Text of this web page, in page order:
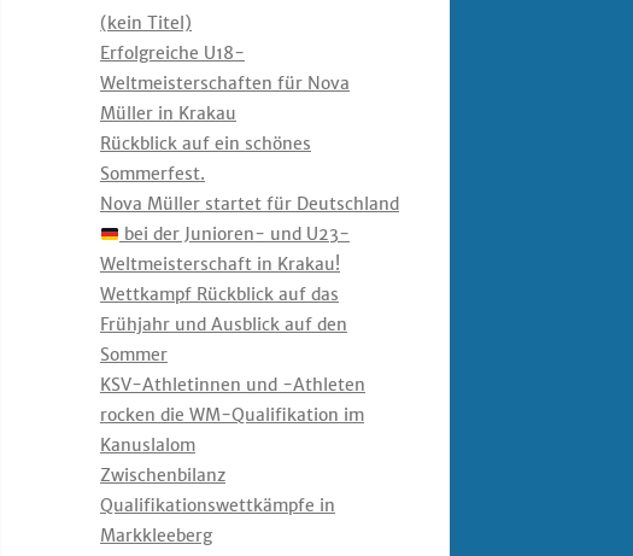
(kein Titel)
Erfolgreiche U18-
Weltmeisterschaften für Nova
Müller in Krakau
Rückblick auf ein schönes
Sommerfest.
Nova Müller startet für Deutschland
bei der Junioren- und U23-
Weltmeisterschaft in Krakau!
Wettkampf Rückblick auf das
Frühjahr und Ausblick auf den
Sommer
KSV-Athletinnen und -Athleten
rocken die WM-Qualifikation im
Kanuslalom
Zwischenbilanz
Qualifikationswettkämpfe in
Markkleeberg